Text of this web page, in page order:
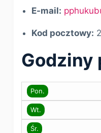
E-mail:
Kod pocztowy:
Godziny
Pon.
Wt.
Śr.